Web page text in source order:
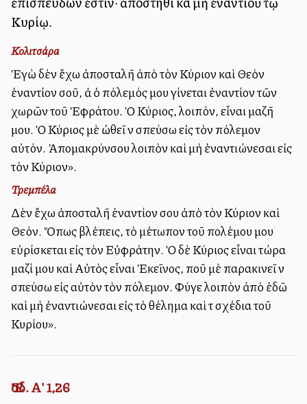
Κυρίῳ.
Κολιτσάρα
Ἐγὼ δὲν ἔχω ἀποσταλῆ ἀπὸ τὸν Κύριον καὶ Θεὸν
ἐναντίον σοῦ, ἀλλὰ ὁ πόλεμός μου γίνεται ἐναντίον τῶν
χωρῶν τοῦ Ἐφράτου. Ὁ Κύριος, λοιπόν, εἶναι μαζῆ
μου. Ὁ Κύριος μὲ ὠθεῖ νὰ σπεύσω εἰς τὸν πόλεμον
αὐτόν. Ἀπομακρύνσου λοιπὸν καὶ μὴ ἐναντιώνεσαι εἰς
τὸν Κύριον».
Τρεμπέλα
Δὲν ἔχω ἀποσταλῆ ἐναντίον σου ἀπὸ τὸν Κύριον καὶ
Θεόν. Ὅπως βλέπεις, τὸ μέτωπον τοῦ πολέμου μου
εὑρίσκεται εἰς τὸν Εὐφράτην. Ὁ δὲ Κύριος εἶναι τώρα
μαζί μου καὶ Αὐτὸς εἶναι Ἐκεῖνος, ποῦ μὲ παρακινεῖ νὰ
σπεύσω εἰς αὐτὸν τὸν πόλεμον. Φύγε λοιπὸν ἀπὸ ἐδῶ
καὶ μὴ ἐναντιώνεσαι εἰς τὸ θέλημα καὶ τὰ σχέδια τοῦ
Κυρίου».
Ἔσδ. Α' 1,26